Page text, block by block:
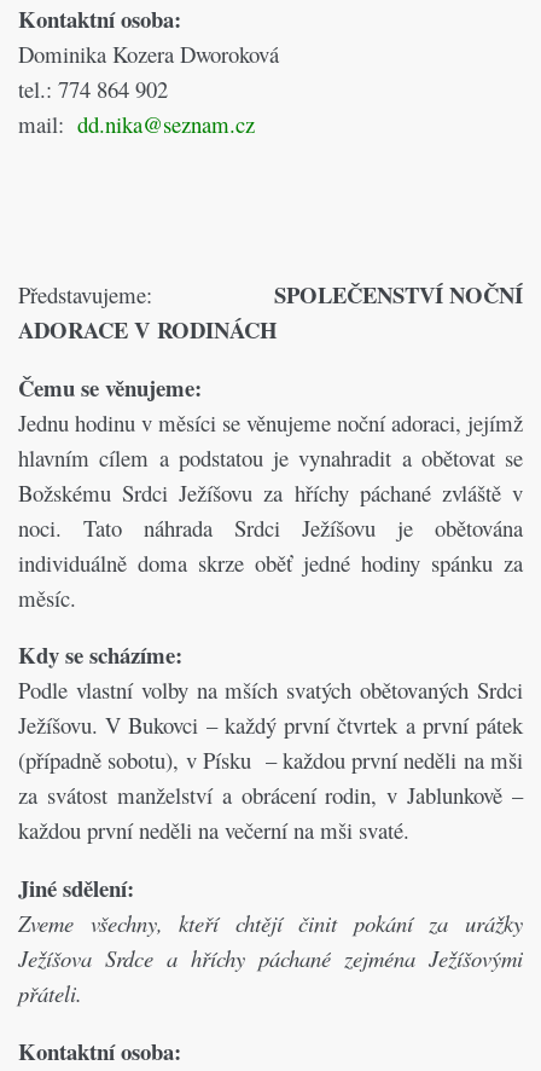
Kontaktní osoba:
Dominika Kozera Dworoková
tel.: 774 864 902
mail: dd.nika@seznam.cz
Představujeme: SPOLEČENSTVÍ NOČNÍ
ADORACE V RODINÁCH
Čemu se věnujeme:
Jednu hodinu v měsíci se věnujeme noční adoraci, jejímž
hlavním cílem a podstatou je vynahradit a obětovat se
Božskému Srdci Ježíšovu za hříchy páchané zvláště v
noci. Tato náhrada Srdci Ježíšovu je obětována
individuálně doma skrze oběť jedné hodiny spánku za
měsíc.
Kdy se scházíme:
Podle vlastní volby na mších svatých obětovaných Srdci
Ježíšovu. V Bukovci – každý první čtvrtek a první pátek
(případně sobotu), v Písku – každou první neděli na mši
za svátost manželství a obrácení rodin, v Jablunkově –
každou první neděli na večerní na mši svaté.
Jiné sdělení:
Zveme všechny,kteří chtějí činit pokání za urážky
Ježíšova Srdce a hříchy páchané zejména Ježíšovými
přáteli.
Kontaktní osoba: